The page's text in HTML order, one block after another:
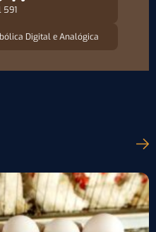
591
Digital e Analógica